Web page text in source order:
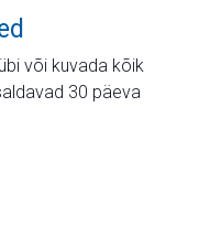
või kuvada kõik
30 päeva